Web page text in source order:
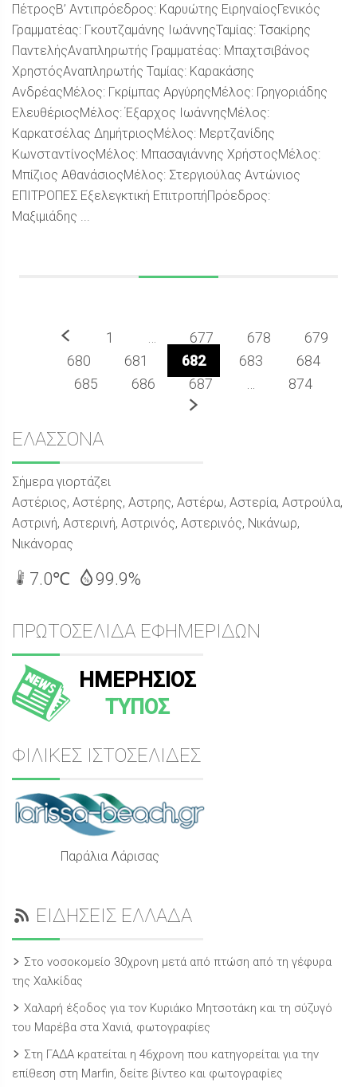
ΠέτροςΒ’ Αντιπρόεδρος: Καρυώτης ΕιρηναίοςΓενικός
Γραμματέας: Γκουτζαμάνης ΙωάννηςΤαμίας: Τσακίρης
ΠαντελήςΑναπληρωτής Γραμματέας: Μπαχτσιβάνος
ΧρηστόςΑναπληρωτής Ταμίας: Καρακάσης
ΑνδρέαςΜέλος: Γκρίμπας ΑργύρηςΜέλος: Γρηγοριάδης
ΕλευθέριοςΜέλος: Έξαρχος ΙωάννηςΜέλος:
Καρκατσέλας ΔημήτριοςΜέλος: Μερτζανίδης
ΚωνσταντίνοςΜέλος: Μπασαγιάννης ΧρήστοςΜέλος:
Μπίζιος ΑθανάσιοςΜέλος: Στεργιούλας Αντώνιος
ΕΠΙΤΡΟΠΕΣ Εξελεγκτική ΕπιτροπήΠρόεδρος:
Μαξιμιάδης ...
Προηγούμενο
1 677 678
679
680
681 682 683
684
685
686 687
874
Επόμενο
Sidebar
ΕΛΑΣΣΟΝΑ
Σήμερα γιορτάζει
Αστέριος, Αστέρης, Αστρης, Αστέρω, Αστερία, Αστρούλα,
Αστρινή, Αστερινή, Αστρινός, Αστερινός, Νικάνωρ,
Νικάνορας
7.0℃ 99.9%
ΠΡΩΤΟΣΕΛΙΔΑ ΕΦΗΜΕΡΙΔΩΝ
ΗΜΕΡΗΣΙΟΣ
ΤΥΠΟΣ
ΦΙΛΙΚΕΣ ΙΣΤΟΣΕΛΙΔΕΣ
Παράλια Λάρισας
ΕΙΔΗΣΕΙΣ ΕΛΛΑΔΑ
Στο νοσοκομείο 30χρονη μετά από πτώση από τη γέφυρα
της Χαλκίδας
Χαλαρή έξοδος για τον Κυριάκο Μητσοτάκη και τη σύζυγό
του Μαρέβα στα Χανιά, φωτογραφίες
Στη ΓΑΔΑ κρατείται η 46χρονη που κατηγορείται για την
επίθεση στη Marfin, δείτε βίντεο και φωτογραφίες